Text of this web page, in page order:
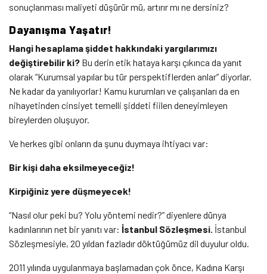
sonuçlanması maliyeti düşürür mü, artırır mı ne dersiniz?
Dayanışma Yaşatır!
Hangi hesaplama şiddet hakkındaki yargılarımızı
değiştirebilir ki? Bu derin etik hataya karşı çıkınca da yanıt
olarak “Kurumsal yapılar bu tür perspektiflerden anlar” diyorlar.
Ne kadar da yanılıyorlar! Kamu kurumları ve çalışanları da en
nihayetinden cinsiyet temelli şiddeti fiilen deneyimleyen
bireylerden oluşuyor.
Ve herkes gibi onların da şunu duymaya ihtiyacı var:
Bir kişi daha eksilmeyeceğiz!
Kirpiğiniz yere düşmeyecek!
“Nasıl olur peki bu? Yolu yöntemi nedir?” diyenlere dünya
kadınlarının net bir yanıtı var: İstanbul Sözleşmesi. İstanbul
Sözleşmesiyle, 20 yıldan fazladır döktüğümüz dil duyulur oldu.
2011 yılında uygulanmaya başlamadan çok önce, Kadına Karşı